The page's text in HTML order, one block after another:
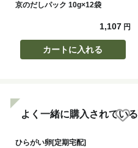
京のだしパック 10g×12袋
1,107円
カートに入れる
よく一緒に購入されてい
ひらがい卵[定期宅配]